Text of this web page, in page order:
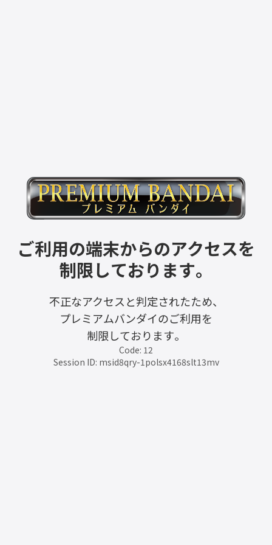
ご利用の端末からのアクセスを
制限しております。
不正なアクセスと判定されたため、
プレミアムバンダイのご利用を
制限しております。
Code: 12
Session ID: msid8qry-1polsx4168slt13mv